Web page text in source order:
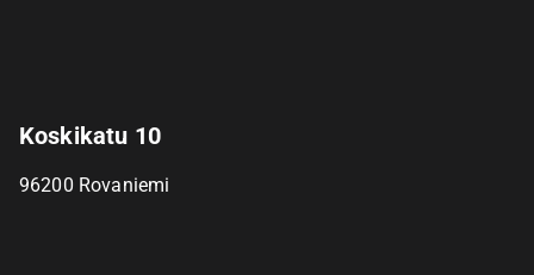
Koskikatu 10
96200 Rovaniemi